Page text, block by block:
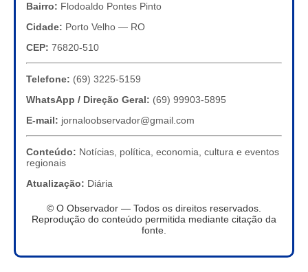
Bairro: Flodoaldo Pontes Pinto
Cidade: Porto Velho — RO
CEP: 76820-510
Telefone: (69) 3225-5159
WhatsApp / Direção Geral: (69) 99903-5895
E-mail: jornaloobservador@gmail.com
Conteúdo: Notícias, política, economia, cultura e eventos
regionais
Atualização: Diária
© O Observador — Todos os direitos reservados.
Reprodução do conteúdo permitida mediante citação da
fonte.